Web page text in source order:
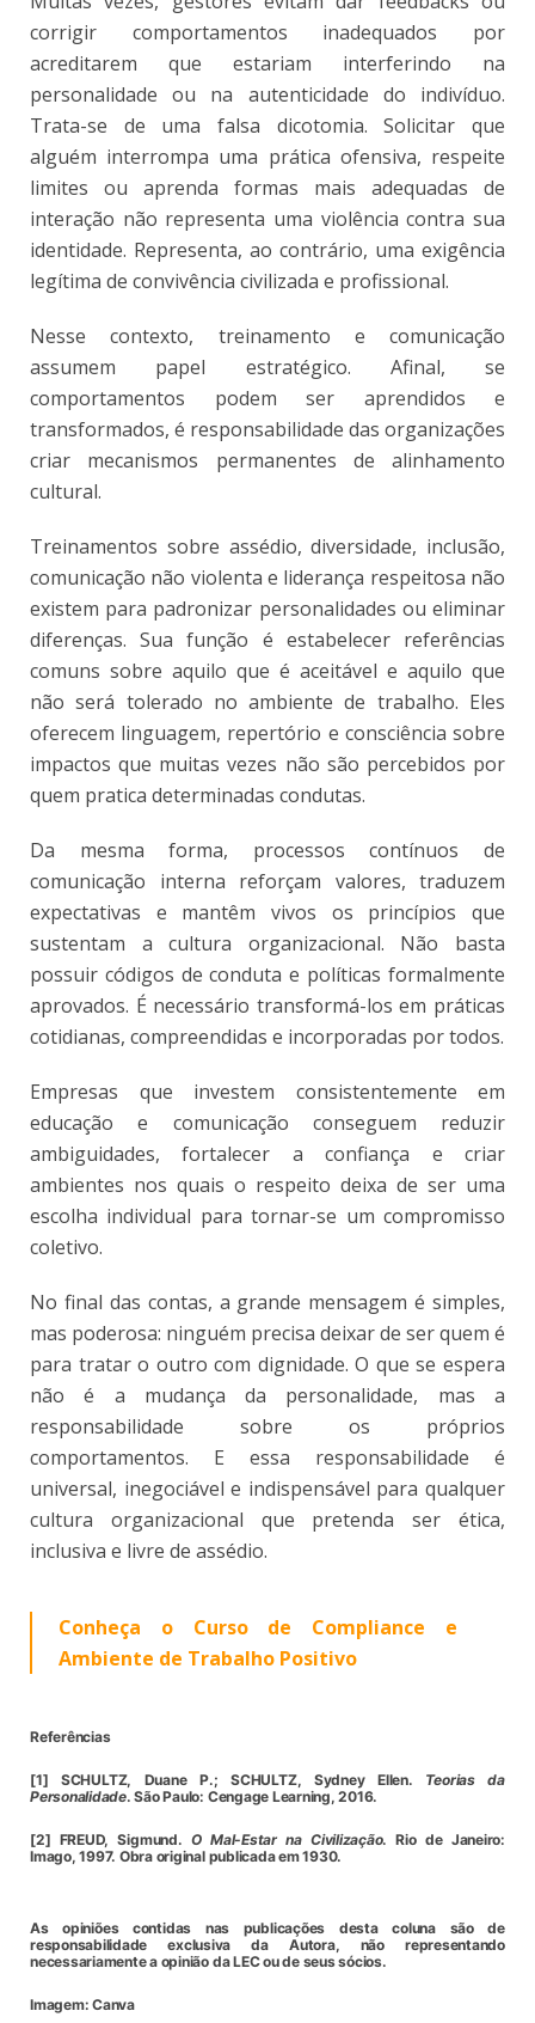
corrigir comportamentos inadequados por
acreditarem que estariam interferindo na
personalidade ou na autenticidade do indivíduo.
Trata-se de uma falsa dicotomia. Solicitar que
alguém interrompa uma prática ofensiva, respeite
limites ou aprenda formas mais adequadas de
interação não representa uma violência contra sua
identidade. Representa, ao contrário, uma exigência
legítima de convivência civilizada e profissional.
Nesse contexto, treinamento e comunicação
assumem papel estratégico. Afinal, se
comportamentos podem ser aprendidos e
transformados, é responsabilidade das organizações
criar mecanismos permanentes de alinhamento
cultural.
Treinamentos sobre assédio, diversidade, inclusão,
comunicação não violenta e liderança respeitosa não
existem para padronizar personalidades ou eliminar
diferenças. Sua função é estabelecer referências
comuns sobre aquilo que é aceitável e aquilo que
não será tolerado no ambiente de trabalho. Eles
oferecem linguagem, repertório e consciência sobre
impactos que muitas vezes não são percebidos por
quem pratica determinadas condutas.
Da mesma forma, processos contínuos de
comunicação interna reforçam valores, traduzem
expectativas e mantêm vivos os princípios que
sustentam a cultura organizacional. Não basta
possuir códigos de conduta e políticas formalmente
aprovados. É necessário transformá-los em práticas
cotidianas, compreendidas e incorporadas por todos.
Empresas que investem consistentemente em
educação e comunicação conseguem reduzir
ambiguidades, fortalecer a confiança e criar
ambientes nos quais o respeito deixa de ser uma
escolha individual para tornar-se um compromisso
coletivo.
No final das contas, a grande mensagem é simples,
mas poderosa: ninguém precisa deixar de ser quem é
para tratar o outro com dignidade. O que se espera
não é a mudança da personalidade, mas a
responsabilidade sobre os próprios
comportamentos. E essa responsabilidade é
universal, inegociável e indispensável para qualquer
cultura organizacional que pretenda ser ética,
inclusiva e livre de assédio.
Conheça o Curso de Compliance e
Ambiente de Trabalho Positivo
Referências
[1] SCHULTZ, Duane P.; SCHULTZ, Sydney Ellen. Teorias da
Personalidade. São Paulo: Cengage Learning, 2016.
[2] FREUD, Sigmund. O Mal-Estar na Civilização. Rio de Janeiro:
Imago, 1997. Obra original publicada em 1930.
As opiniões contidas nas publicações desta coluna são de
responsabilidade exclusiva da Autora, não representando
necessariamente a opinião da LEC ou de seus sócios.
Imagem: Canva